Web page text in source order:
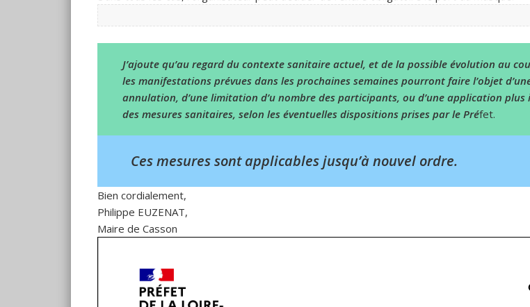
J’ajoute qu’au regard du contexte sanitaire actuel, et de la possible évolution au
les manifestations prévues dans les prochaines semaines pourront faire l’objet
annulation, d’une limitation d’u nombre des participants, ou d’une application
des mesures sanitaires, selon les éventuelles dispositions prises par le Préfet.
Ces mesures sont applicables jusqu’à nouvel ordre.
Bien cordialement,
Philippe EUZENAT,
Maire de Casson